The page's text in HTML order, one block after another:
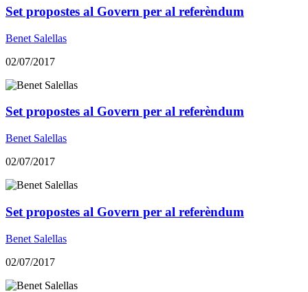
Set propostes al Govern per al referèndum
Benet Salellas
02/07/2017
Set propostes al Govern per al referèndum
Benet Salellas
02/07/2017
Set propostes al Govern per al referèndum
Benet Salellas
02/07/2017